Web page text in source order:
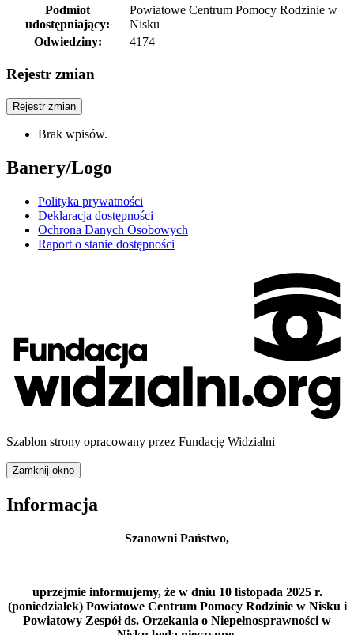
Podmiot
udostępniający:
Powiatowe Centrum Pomocy Rodzinie w
Nisku
Odwiedziny:
4174
Rejestr zmian
Rejestr zmian
Brak wpisów.
Banery/Logo
Polityka prywatności
Deklaracja dostępności
Ochrona Danych Osobowych
Raport o stanie dostępności
Szablon strony opracowany przez Fundację Widzialni
Zamknij okno
Informacja
Szanowni Państwo,
uprzejmie informujemy, że w dniu 10 listopada 2025 r.
(poniedziałek) Powiatowe Centrum Pomocy Rodzinie w Nisku i
Powiatowy Zespół ds. Orzekania o Niepełnosprawności w